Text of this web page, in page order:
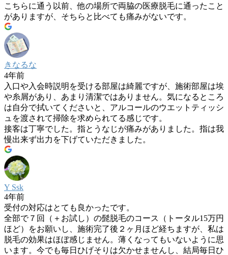
こちらに通う以前、他の場所で両脇の医療脱毛に通ったこと
がありますが、そちらと比べても痛みがないです。
きなるな
4年前
入口や入会時説明を受ける部屋は綺麗ですが、施術部屋は埃
や糸屑があり、あまり清潔ではありません。気になるところ
は自分で拭いてくださいと、アルコールのウエットティッシ
ュを渡されて掃除を求められてる感じです。
接客は丁寧でした。指とうなじが痛みがありました。指は我
慢出来ず出力を下げていただきました。
Y Ssk
4年前
受付の対応はとても良かったです。
全部で７回（＋お試し）の髭脱毛のコース（トータル15万円
ほど）をお願いし、施術完了後２ヶ月ほど経ちますが、私は
脱毛の効果はほぼ感じません。薄くなってもいないように思
います。今でも毎日ひげそりは欠かせませんし、結局毎日ひ